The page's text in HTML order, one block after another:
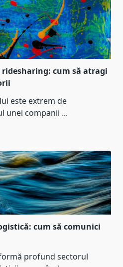
ridesharing: cum să atragi
este extrem de
unei companii ...
cum să comunici
profund sectorul